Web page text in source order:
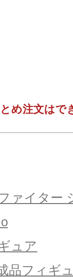
め注文はで
ァイター
ュア
品フィギ